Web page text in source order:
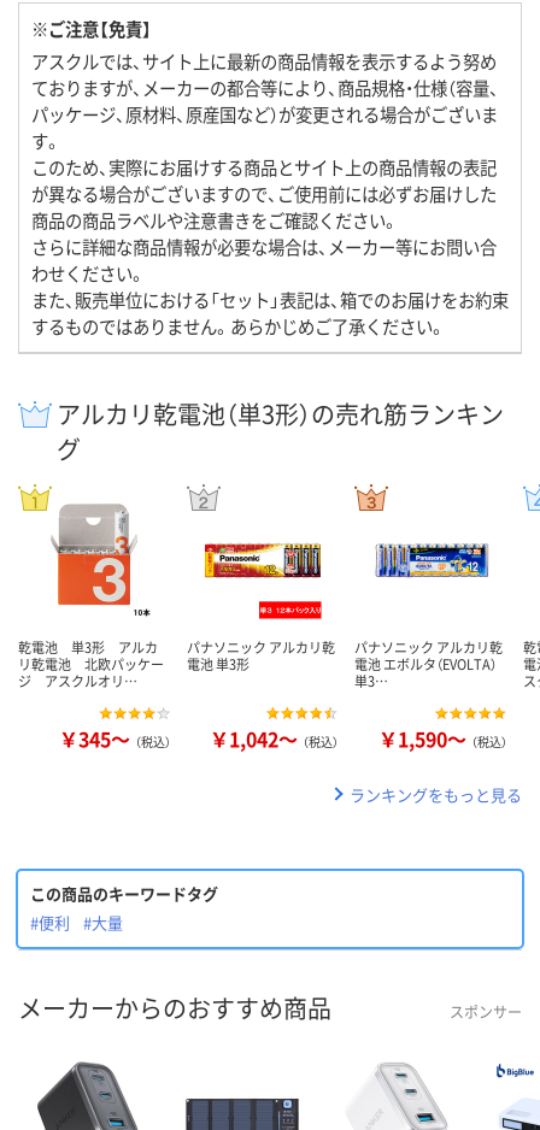
※ご注意【免責】
アスクルでは、サイト上に最新の商品情報を表示するよう努め
ておりますが、メーカーの都合等により、商品規格・仕様（容量、
パッケージ、原材料、原産国など）が変更される場合がございま
す。
このため、実際にお届けする商品とサイト上の商品情報の表記
が異なる場合がございますので、ご使用前には必ずお届けした
商品の商品ラベルや注意書きをご確認ください。
さらに詳細な商品情報が必要な場合は、メーカー等にお問い合
わせください。
また、販売単位における「セット」表記は、箱でのお届けをお約束
するものではありません。あらかじめご了承ください。
アルカリ乾電池（単3形）の売れ筋ランキン
グ
乾電池 単3形 アルカ
リ乾電池 北欧パッケー
ジ アスクルオリ…
￥345～ （税込）
パナソニック アルカリ乾
電池 単3形
￥1,042～ （税込）
パナソニック アルカリ乾
電池 エボルタ（EVOLTA）
単3…
￥1,590～ （税込）
乾
電
ランキングをもっと見る
この商品のキーワードタグ
#便利
#大量
メーカーからのおすすめ商品 スポンサー